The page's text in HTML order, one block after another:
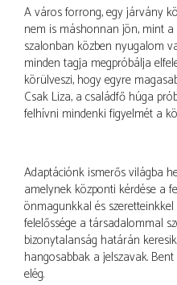
A város forrong, egy járvány
nem is máshonnan jön, mint
szalonban közben nyugalom
minden tagja megpróbálja
körülveszi, hogy egyre
Csak Liza, a családfő húga
felhívni mindenki figyelmét a
Adaptációnk ismerős világba
amelynek központi kérdése a
önmagunkkal és
felelőssége a társadalommal
bizonytalanság határán
hangosabbak a jelszavak.
elég.